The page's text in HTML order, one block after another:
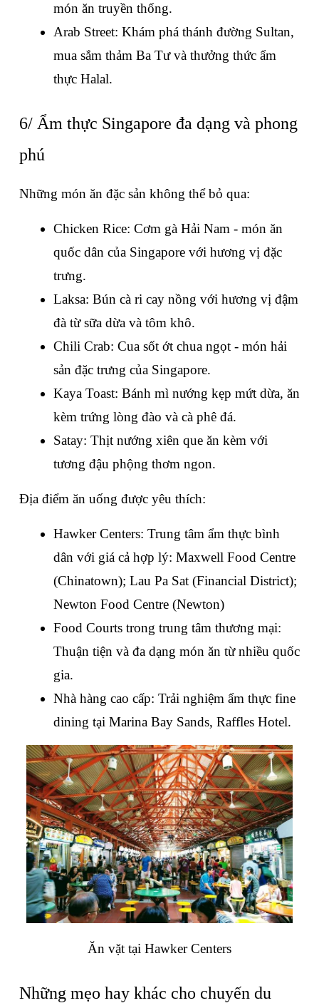
món ăn truyền thống.
Arab Street: Khám phá thánh đường Sultan,
mua sắm thảm Ba Tư và thưởng thức ẩm
thực Halal.
6/ Ẩm thực Singapore đa dạng và phong
phú
Những món ăn đặc sản không thể bỏ qua:
Chicken Rice: Cơm gà Hải Nam - món ăn
quốc dân của Singapore với hương vị đặc
trưng.
Laksa: Bún cà ri cay nồng với hương vị đậm
đà từ sữa dừa và tôm khô.
Chili Crab: Cua sốt ớt chua ngọt - món hải
sản đặc trưng của Singapore.
Kaya Toast: Bánh mì nướng kẹp mứt dừa, ăn
kèm trứng lòng đào và cà phê đá.
Satay: Thịt nướng xiên que ăn kèm với
tương đậu phộng thơm ngon.
Địa điểm ăn uống được yêu thích:
Hawker Centers: Trung tâm ẩm thực bình
dân với giá cả hợp lý: Maxwell Food Centre
(Chinatown); Lau Pa Sat (Financial District);
Newton Food Centre (Newton)
Food Courts trong trung tâm thương mại:
Thuận tiện và đa dạng món ăn từ nhiều quốc
gia.
Nhà hàng cao cấp: Trải nghiệm ẩm thực fine
dining tại Marina Bay Sands, Raffles Hotel.
Ăn vặt tại Hawker Centers
Những mẹo hay khác cho chuyến du